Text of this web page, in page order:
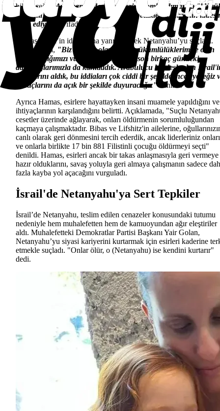
bildireceğiz. Aynı zamanda işgalcilerin, bombardımanda
Filistinli bir kadına ait olduğunu iddia ettikleri cenazenin
talep ediyoruz" ifadelerini kullandı.
Hamas, İsrail’in iddialarına yanıt vererek Netanyahu’yu suçladı.
Açıklamada, "Biz Hamas olarak tüm yükümlülüklerimize olan
tam bağlılığımızı vurguluyoruz. Bunu son birkaç gündeki
davranışlarımızla da kanıtladık. Arabulucu kardeşlerden
iddialarını aldık, bu iddiaları çok ciddi bir şekilde inceleyeceğiz
sonuçlarını da açık bir şekilde duyuracağız"
denildi.
Ayrıca Hamas, esirlere hayattayken insani muamele yapıldığını ve
ihtiyaçlarının karşılandığını belirtti. Açıklamada, "Suçlu
cesetler üzerinde ağlayarak, onları öldürmenin sorumluluğundan
kaçmaya çalışmaktadır. Bibas ve Lifshitz'in ailelerine,
canlı olarak geri dönmesini tercih ederdik, ancak liderleriniz onları
ve onlarla birlikte 17 bin 881 Filistinli çocuğu öldürmeyi seçti"
denildi. Hamas, esirleri ancak bir takas anlaşmasıyla geri vermeye
hazır olduklarını, savaş yoluyla geri almaya çalışmanın sadece
fazla kayba yol açacağını vurguladı.
İsrail'de Netanyahu'ya Sert Tepkiler
İsrail’de Netanyahu, teslim edilen cenazeler konusundaki tutumu
nedeniyle hem muhalefetten hem de kamuoyundan ağır eleştiriler
aldı. Muhalefetteki Demokratlar Partisi Başkanı Yair Golan,
Netanyahu’yu siyasi kariyerini kurtarmak için esirleri kaderine
etmekle suçladı. "Onlar ölür, o (Netanyahu) ise kendini kurtarır"
dedi.